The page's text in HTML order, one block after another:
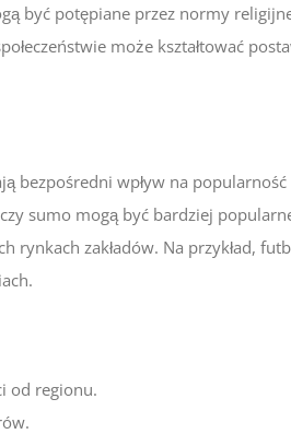
być potępiane przez normy
może kształtować
bezpośredni wpływ na
sumo mogą być bardziej
zakładów. Na przykład,
od regionu.